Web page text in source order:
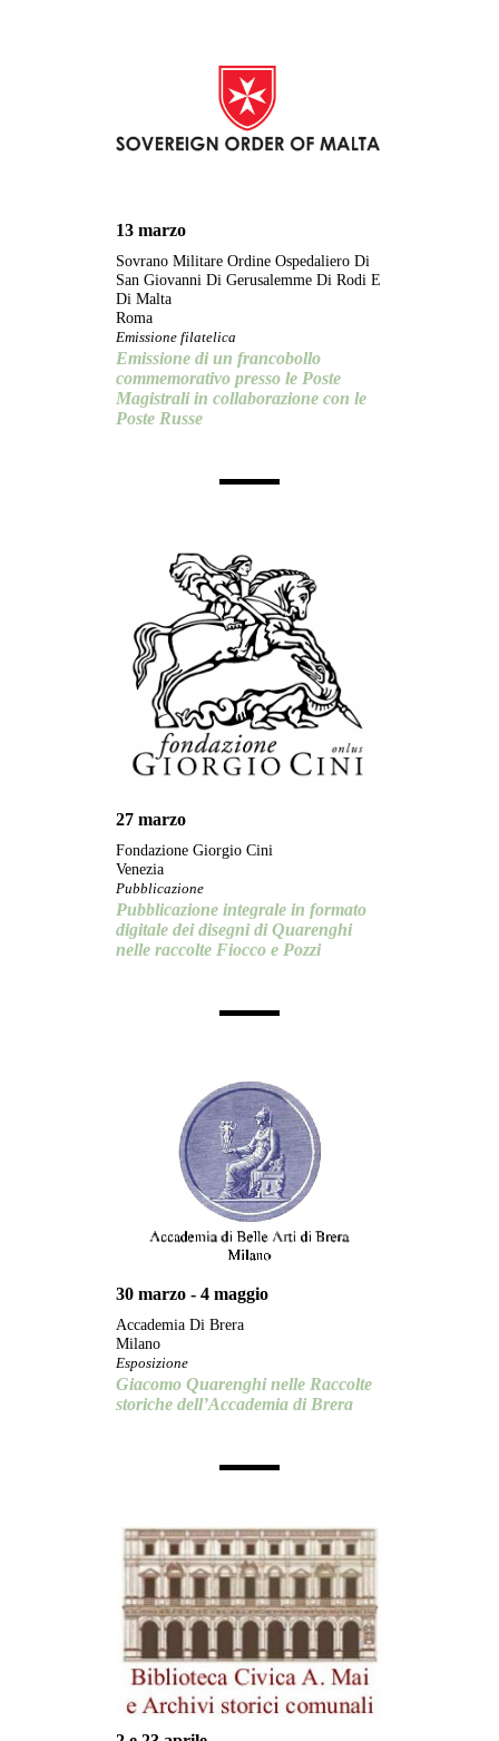
13 marzo
Sovrano Militare Ordine Ospedaliero Di
San Giovanni Di Gerusalemme Di Rodi E
Di Malta
Roma
Emissione filatelica
Emissione di un francobollo
commemorativo presso le Poste
Magistrali in collaborazione con le
Poste Russe
27 marzo
Fondazione Giorgio Cini
Venezia
Pubblicazione
Pubblicazione integrale in formato
digitale dei disegni di Quarenghi
nelle raccolte Fiocco e Pozzi
30 marzo - 4 maggio
Accademia Di Brera
Milano
Esposizione
Giacomo Quarenghi nelle Raccolte
storiche dell’Accademia di Brera